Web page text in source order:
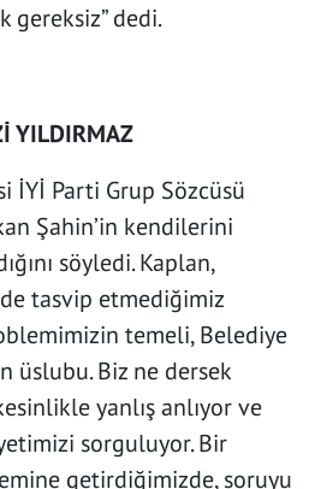
gereksiz” dedi.
YILDIRMAZ
İYİ Parti Grup Sözcüsü
Şahin’in kendilerini
söyledi. Kaplan,
tasvip etmediğimiz
temeli, Belediye
üslubu. Biz ne dersek
yanlış anlıyor ve
sorguluyor. Bir
getirdiğimizde, soruyu